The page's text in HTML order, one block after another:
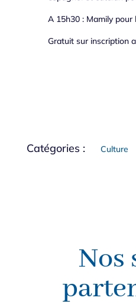
A 15h30 : Mamily pour
Gratuit sur inscription
Catégories : Culture
Nos